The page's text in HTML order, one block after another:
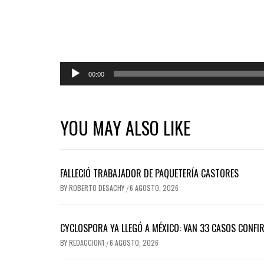
Reproductor
de
00:00
YOU MAY ALSO LIKE
FALLECIÓ TRABAJADOR DE PAQUETERÍA CASTORES
BYROBERTO DESACHY /6 AGOSTO, 2026
CYCLOSPORA YA LLEGÓ A MÉXICO: VAN 33 CASOS
BYREDACCION1 /6 AGOSTO, 2026